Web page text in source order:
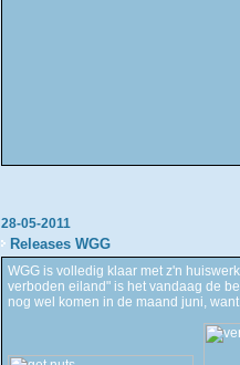
28-05-2011
Releases WGG
WGG is volledig klaar met z'n
verboden eiland" is het vandaag de
nog wel komen in de maand juni,